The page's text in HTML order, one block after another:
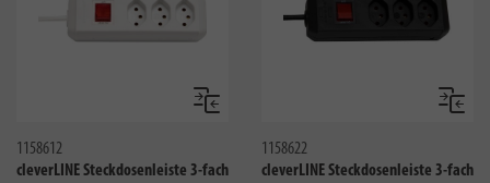
Vergleichen
1158612
cleverLINE Steckdosenleiste 3-fach
1158622
cleverLINE Steckdosenleiste 3-fach